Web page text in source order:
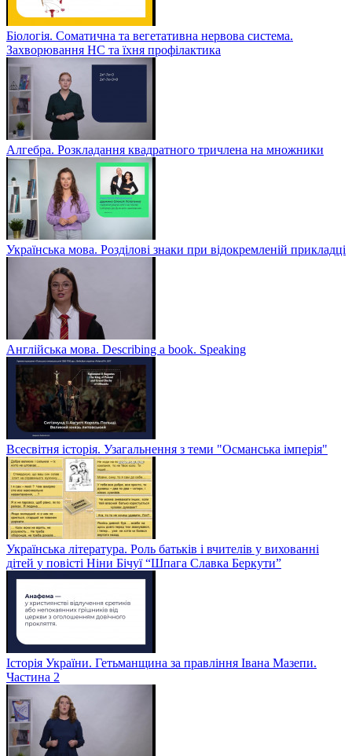
Біологія. Соматична та вегетативна нервова система.
Захворювання НС та їхня профілактика
Алгебра. Розкладання квадратного тричлена на множники
Українська мова. Розділові знаки при відокремленій прикладці
Англійська мова. Describing a book. Speaking
Всесвітня історія. Узагальнення з теми "Османська імперія"
Українська література. Роль батьків і вчителів у вихованні
дітей у повісті Ніни Бічуї “Шпага Славка Беркути”
Історія України. Гетьманщина за правління Івана Мазепи.
Частина 2